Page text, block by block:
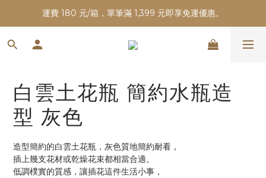
運費 180 元/箱，單筆滿 1,399 元即享免運優惠。
白雲土花瓶 簡約水瓶造
型 灰色
造型簡約的白雲土花瓶，灰色質地簡約耐看，
插上幾支花材或乾燥花束都相當合適。
低調樸實的質感，讓插花這件生活小事，